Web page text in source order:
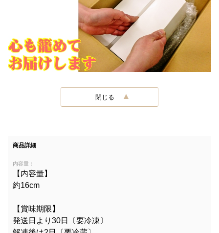
閉じる
商品詳細
内容量：
【内容量】
約16cm
【賞味期限】
発送日より30日〔要冷凍〕